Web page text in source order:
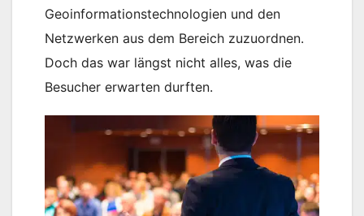
Geoinformationstechnologien und den
Netzwerken aus dem Bereich zuzuordnen.
Doch das war längst nicht alles, was die
Besucher erwarten durften.